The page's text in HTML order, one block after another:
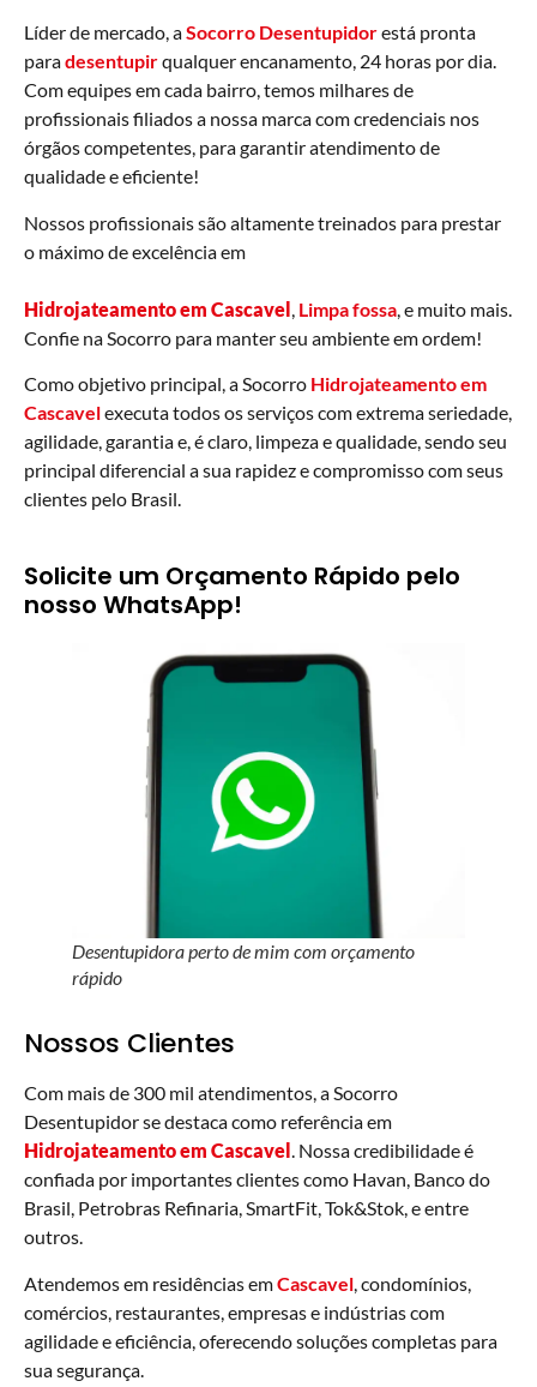
Líder de mercado, aSocorro Desentupidorestá pronta
paradesentupirqualquer encanamento, 24 horas por dia.
Com equipes em cada bairro, temos milhares de
profissionais filiados a nossa marca com credenciais nos
órgãos competentes, para garantir atendimento de
qualidade e eficiente!
Nossos profissionais são altamente treinados para prestar
o máximo de excelência em
Hidrojateamento em Cascavel Limpa fossa , e muito mais.
Confie na Socorro para manter seu ambiente em ordem!
Como objetivo principal, a Socorro Hidrojateamento em
Cascavelexecuta todos os serviços com extrema seriedade,
agilidade, garantia e, é claro, limpeza e qualidade, sendo seu
principal diferencial a sua rapidez e compromisso com seus
clientes pelo Brasil.
Solicite um Orçamento Rápido pelo
nosso WhatsApp!
Desentupidora perto de mim com orçamento
rápido
Nossos Clientes
Com mais de 300 mil atendimentos, a Socorro
Desentupidor se destaca como referência em
Hidrojateamento em Cascavel. Nossa credibilidade é
confiada por importantes clientes como Havan, Banco do
Brasil, Petrobras Refinaria, SmartFit, Tok&Stok, e entre
outros.
Atendemos em residências emCascavel , condomínios,
comércios, restaurantes, empresas e indústrias com
agilidade e eficiência, oferecendo soluções completas para
sua segurança.